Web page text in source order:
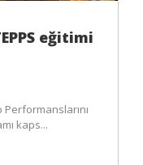
eğitimi
Performanslarını
kaps...